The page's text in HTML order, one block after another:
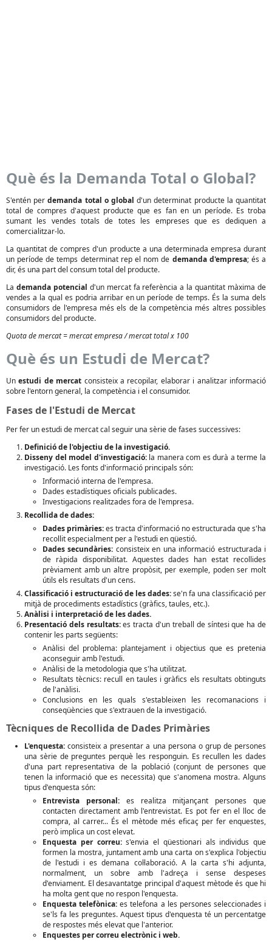
Què és la Demanda Total o Global?
S'entén perdemanda total o global d'un determinat producte la quantitat
total de compres d'aquest producte que es fan en un període. Es troba
sumant les vendes totals de totes les empreses que es dediquen a
comercialitzar-lo.
La quantitat de compres d'un producte a una determinada empresa durant
un període de temps determinat rep el nom de demanda d'empresa; és a
dir, és una part del consum total del producte.
La demanda potencial d'un mercat fa referència a la quantitat màxima de
vendes a la qual es podria arribar en un període de temps. És la suma dels
consumidors de l'empresa més els de la competència més altres possibles
consumidors del producte.
Quota de mercat = mercat empresa / mercat total x 100
Què és un Estudi de Mercat?
Unestudi de mercat consisteix a recopilar, elaborar i analitzar informació
sobre l'entorn general, la competència i el consumidor.
Fases de l'Estudi de Mercat
Per fer un estudi de mercat cal seguir una sèrie de fases successives:
Definició de l'objectiu de la investigació.
Disseny del model d'investigació:la manera com es durà a terme la
investigació. Les fonts d'informació principals són:
Informació interna de l'empresa.
Dades estadístiques oficials publicades.
Investigacions realitzades fora de l'empresa.
Recollida de dades:
Dades primàries:es tracta d'informació no estructurada que s'ha
recollit especialment per a l'estudi en qüestió.
Dades secundàries: consisteix en una informació estructurada i
de ràpida disponibilitat. Aquestes dades han estat recollides
prèviament amb un altre propòsit, per exemple, poden ser molt
útils els resultats d'un cens.
Classificació i estructuració de les dades:se'n fa una classificació per
mitjà de procediments estadístics (gràfics, taules, etc.).
Anàlisi i interpretació de les dades.
Presentació dels resultats:es tracta d'un treball de síntesi que ha de
contenir les parts següents:
Anàlisi del problema: plantejament i objectius que es pretenia
aconseguir amb l'estudi.
Anàlisi de la metodologia que s'ha utilitzat.
Resultats tècnics: recull en taules i gràfics els resultats obtinguts
de l'anàlisi.
Conclusions en les quals s'estableixen les recomanacions i
conseqüències que s'extrauen de la investigació.
Tècniques de Recollida de Dades Primàries
L'enquesta: consisteix a presentar a una persona o grup de persones
una sèrie de preguntes perquè les responguin. Es recullen les dades
d'una part representativa de la població (conjunt de persones que
tenen la informació que es necessita) que s'anomena mostra. Alguns
tipus d'enquesta són:
Entrevista personal:es realitza mitjançant persones que
contacten directament amb l'entrevistat. Es pot fer en el lloc de
compra, al carrer... És el mètode més eficaç per fer enquestes,
però implica un cost elevat.
Enquesta per correu:s'envia el qüestionari als individus que
formen la mostra, juntament amb una carta on s'explica l'objectiu
de l'estudi i es demana col·laboració. A la carta s'hi adjunta,
normalment, un sobre amb l'adreça i sense despeses
d'enviament. El desavantatge principal d'aquest mètode és que hi
ha molta gent que no respon l'enquesta.
Enquesta telefònica: es telefona a les persones seleccionades i
se'ls fa les preguntes. Aquest tipus d'enquesta té un percentatge
de respostes més elevat que l'anterior.
Enquestes per correu electrònic i web.